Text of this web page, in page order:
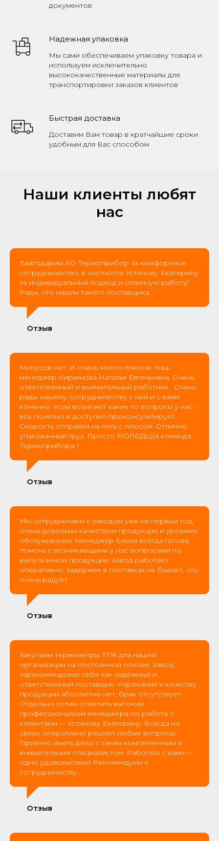
документов
Надежная упаковка
Мы сами обеспечиваем упаковку товара и
используем исключительно
высококачественные материалы для
транспортировки заказов клиентов
Быстрая доставка
Доставим Вам товар в кратчайшие сроки
удобным для Вас способом
Наши клиенты любят
нас
Благодарим АО Термоприбор за комфортное
сотрудничество, в частности Устинову Екатерину
за индивидуальный подход и отличную работу!
Рады, что нашли такого поставщика.
Отзыв
Минусов нет. И очень много плюсов. Наш
менеджер Кирьянова Наталья Евгеньевна. Очень
ответственный и внимательный работник . Очень
рады нашему сотрудничеству с ней и с вами
конечно. если возикают какие то вопросы у нас -
все понятно и доступно проконсультирует.
Скорость отправки на пять с плюсом. Отлично
упакованный груз. Просто МОЛОДЦЫ команда
Термоприбора !
Отзыв
Мы сотрудничаем с заводом уже не первый год,
очень довольны качеством продукции и уровнем
обслуживания. Менеджер Елена всегда готова
помочь с возникающими у нас вопросами по
выпускаемой продукции. Завод работает
оперативно, задержек в поставках не бывает, что
очень радует
Отзыв
Закупаем термометры ТТЖ для нашей
организации на постоянной основе. Завод
зарекомендовал себя как надёжный и
ответственный поставщик. Нареканий к качеству
продукции абсолютно нет, брак отсутствует.
Отдельно хотим отметить высокий
профессионализм менеджера по работе с
клиентами — Устинову Екатерину. Всегда на
связи, оперативно решает любые вопросы.
Приятно иметь дело с таким компетентным и
внимательным специалистом. Работать с вами —
одно удовольствие! Рекомендуем к
сотрудничеству.
Отзыв